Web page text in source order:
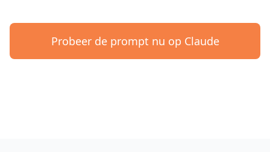
Probeer de prompt nu op Claude